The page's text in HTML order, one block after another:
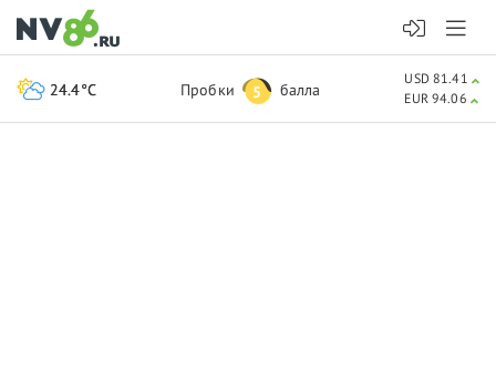
24.4°C Пробки 5 балла
USD 81.41
EUR 94.06